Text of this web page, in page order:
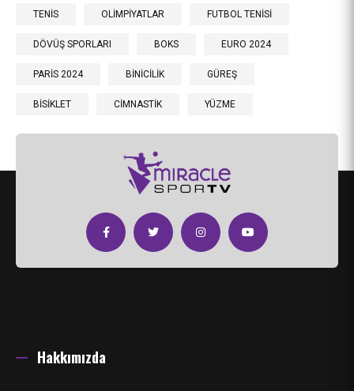
TENİS OLİMPİYATLAR FUTBOL TENİSİ
DÖVÜŞ SPORLARI BOKS EURO 2024
PARİS 2024 BİNİCİLİK GÜREŞ
BİSİKLET CİMNASTİK YÜZME
Hakkımızda